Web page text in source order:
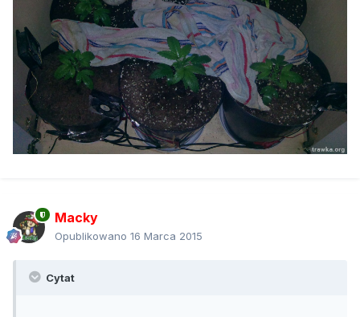
Macky
Opublikowano 16 Marca 2015
Cytat